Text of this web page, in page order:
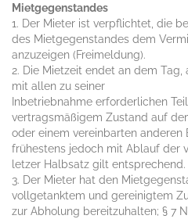
Mietgegenstandes
1. Der Mieter ist verpflichtet, die
des Mietgegenstandes dem
anzuzeigen (Freimeldung).
2. Die Mietzeit endet an dem
mit allen zu seiner
Inbetriebnahme erforderlichen
vertragsmäßigem Zustand auf
oder einem vereinbarten anderen
frühestens jedoch mit Ablauf der
letzer Halbsatz gilt entsprechend.
3. Der Mieter hat den
vollgetanktem und gereinigtem
zur Abholung bereitzuhalten; § 7